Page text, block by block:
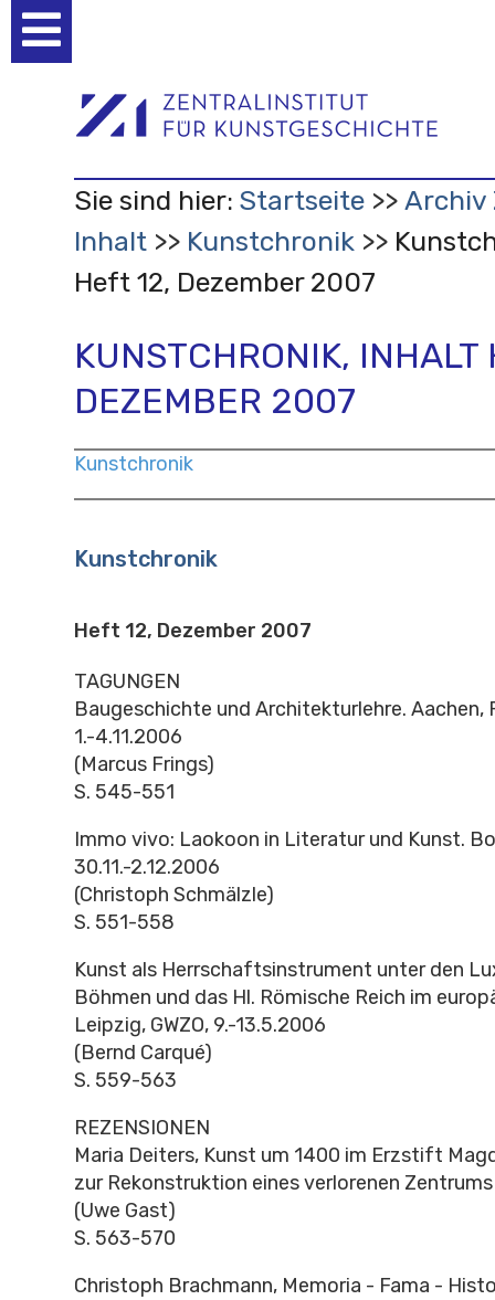
Werkzeuge
Sie sind hier: Startseite
Archiv
Inhalt
Kunstchronik
Heft 12, Dezember 2007
KUNSTCHRONIK, INHALT
DEZEMBER 2007
Kunstchronik
Kunstchronik
Heft 12, Dezember 2007
TAGUNGEN
Baugeschichte und Architekturlehre. Aachen,
1.-4.11.2006
(Marcus Frings)
S. 545-551
Immo vivo: Laokoon in Literatur und Kunst.
30.11.-2.12.2006
(Christoph Schmälzle)
S. 551-558
Kunst als Herrschaftsinstrument unter den
Böhmen und das Hl. Römische Reich im
Leipzig, GWZO, 9.-13.5.2006
(Bernd Carqué)
S. 559-563
REZENSIONEN
Maria Deiters, Kunst um 1400 im Erzstift
zur Rekonstruktion eines verlorenen Zentrums
(Uwe Gast)
S. 563-570
Christoph Brachmann, Memoria - Fama -